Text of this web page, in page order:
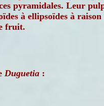
pyramidales. Leur
à ellipsoïdes à
fruit.
Duguetia :